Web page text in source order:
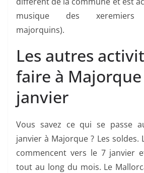
musique des xeremiers
majorquins).
Les autres
faire à
janvier
Vous savez ce qui se passe
janvier à Majorque ? Les soldes.
commencent vers le 7 janvier
tout au long du mois. Le